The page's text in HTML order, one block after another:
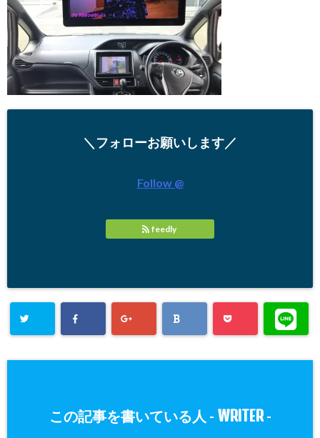
＼フォローお願いします／
Follow @
feedly
この記事を書いている人 - WRITER-